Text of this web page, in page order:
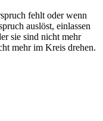
fehlt oder wenn
auslöst, einlassen
sie sind nicht mehr
mehr im Kreis drehen.